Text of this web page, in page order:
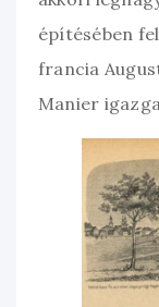
építésében
francia
Manier